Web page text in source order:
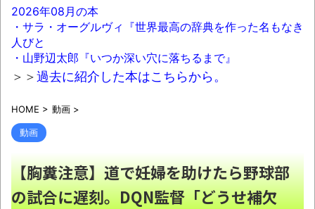
共産党「これは酷い…京都市でマイナンバー
カードを持たない29万人がポイント給付事業か
ら排除された」
NEW!
【天才】雪が溶けると何になる？理系「水
ｗｗｗ NEW!
【AI利用調査】8割がGemini利用、
ChatGPTは68%にNEW!
2026年08月の本
・サラ・オーグルヴィ『世界最高の辞典を作った名もなき
人びと
・山野辺太郎『いつか深い穴に落ちるまで』
＞＞過去に紹介した本はこちらから。
HOME > 動画 >
動画
【胸糞注意】道で妊婦を助けたら野球部
の試合に遅刻。DQN監督「どうせ補欠